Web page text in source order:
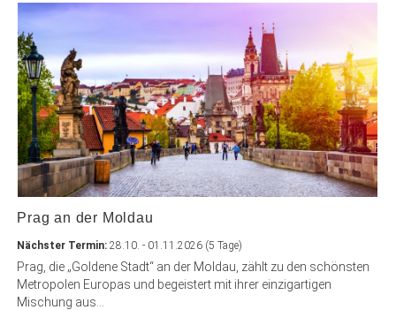
Prag an der Moldau
Nächster Termin:28.10. - 01.11.2026 (5 Tage)
Prag, die „Goldene Stadt“ an der Moldau, zählt zu den schönsten
Metropolen Europas und begeistert mit ihrer einzigartigen
Mischung aus...